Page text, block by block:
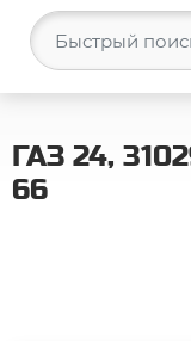
ГАЗ 24,
66